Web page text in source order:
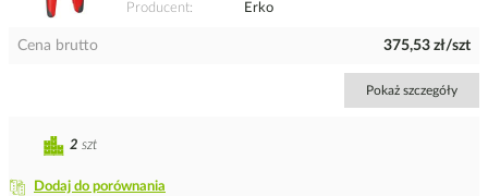
Producent
Erko
Cena brutto 375,53 zł/szt
Pokaż szczegóły
Dodaj do porównania
2 szt